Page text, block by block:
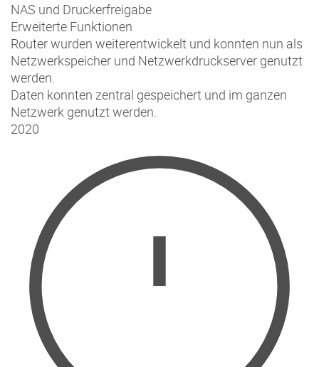
NAS und Druckerfreigabe
Erweiterte Funktionen
Router wurden weiterentwickelt und konnten nun als
Netzwerkspeicher und Netzwerkdruckserver genutzt
werden.
Daten konnten zentral gespeichert und im ganzen
Netzwerk genutzt werden.
2020